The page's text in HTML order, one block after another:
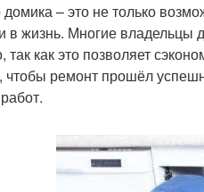
– это не только
в жизнь. Многие владельцы
так как это позволяет
чтобы ремонт прошёл